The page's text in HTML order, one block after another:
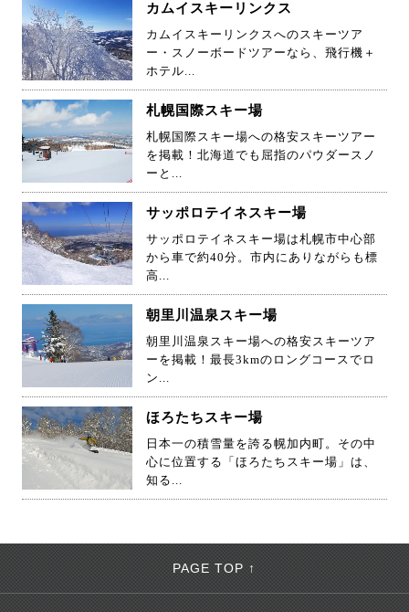
カムイスキーリンクス
カムイスキーリンクスへのスキーツア
ー・スノーボードツアーなら、飛行機＋
ホテル...
札幌国際スキー場
札幌国際スキー場への格安スキーツアー
を掲載！北海道でも屈指のパウダースノ
ーと...
サッポロテイネスキー場
サッポロテイネスキー場は札幌市中心部
から車で約40分。市内にありながらも標
高...
朝里川温泉スキー場
朝里川温泉スキー場への格安スキーツア
ーを掲載！最長3kmのロングコースでロ
ン...
ほろたちスキー場
日本一の積雪量を誇る幌加内町。その中
心に位置する「ほろたちスキー場」は、
知る...
PAGE TOP ↑